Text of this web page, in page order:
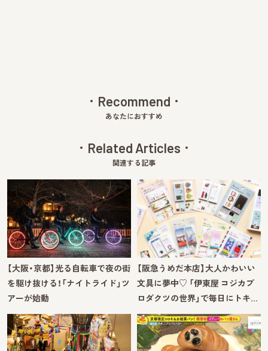
Recommend
あなたにおすすめ
Related Articles
関連する記事
【大阪・京都】光る自転車で夜の街
を駆け抜ける！「ナイトライド」ツ
アーが始動
【阪急うめだ本店】大人かわいい
文具に夢中♡ 「伊東屋 コジカプ
ロダクツの世界」で毎日にトキ…